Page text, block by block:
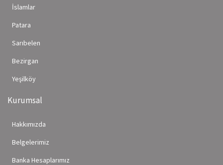
İslamlar
Patara
Sarıbelen
Bezirgan
Yeşilköy
Kurumsal
Hakkımızda
Belgelerimiz
Banka Hesaplarımız